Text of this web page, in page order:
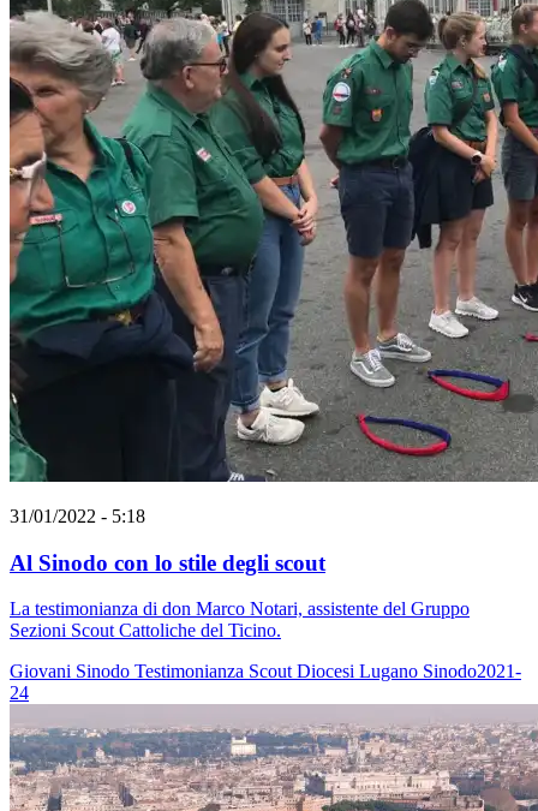
31/01/2022 - 5:18
Al Sinodo con lo stile degli scout
La testimonianza di don Marco Notari, assistente del Gruppo
Sezioni Scout Cattoliche del Ticino.
Giovani Sinodo Testimonianza ScoutDiocesi Lugano Sinodo2021-
24